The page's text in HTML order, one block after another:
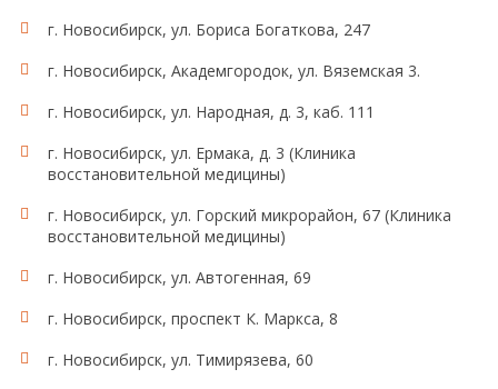
г. Новосибирск, ул. Бориса Богаткова, 247
г. Новосибирск, Академгородок, ул. Вяземская 3.
г. Новосибирск, ул. Народная, д. 3, каб. 111
г. Новосибирск, ул. Ермака, д. 3 (Клиника
восстановительной медицины)
г. Новосибирск, ул. Горский микрорайон, 67 (Клиника
восстановительной медицины)
г. Новосибирск, ул. Автогенная, 69
г. Новосибирск, проспект К. Маркса, 8
г. Новосибирск, ул. Тимирязева, 60